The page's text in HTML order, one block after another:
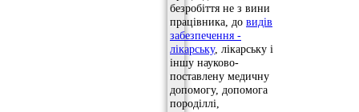
безробіття не з вини
працівника, до видів
забезпечення -
лікарську, лікарську і
іншу науково-
поставлену медичну
допомогу, допомога
породіллі,